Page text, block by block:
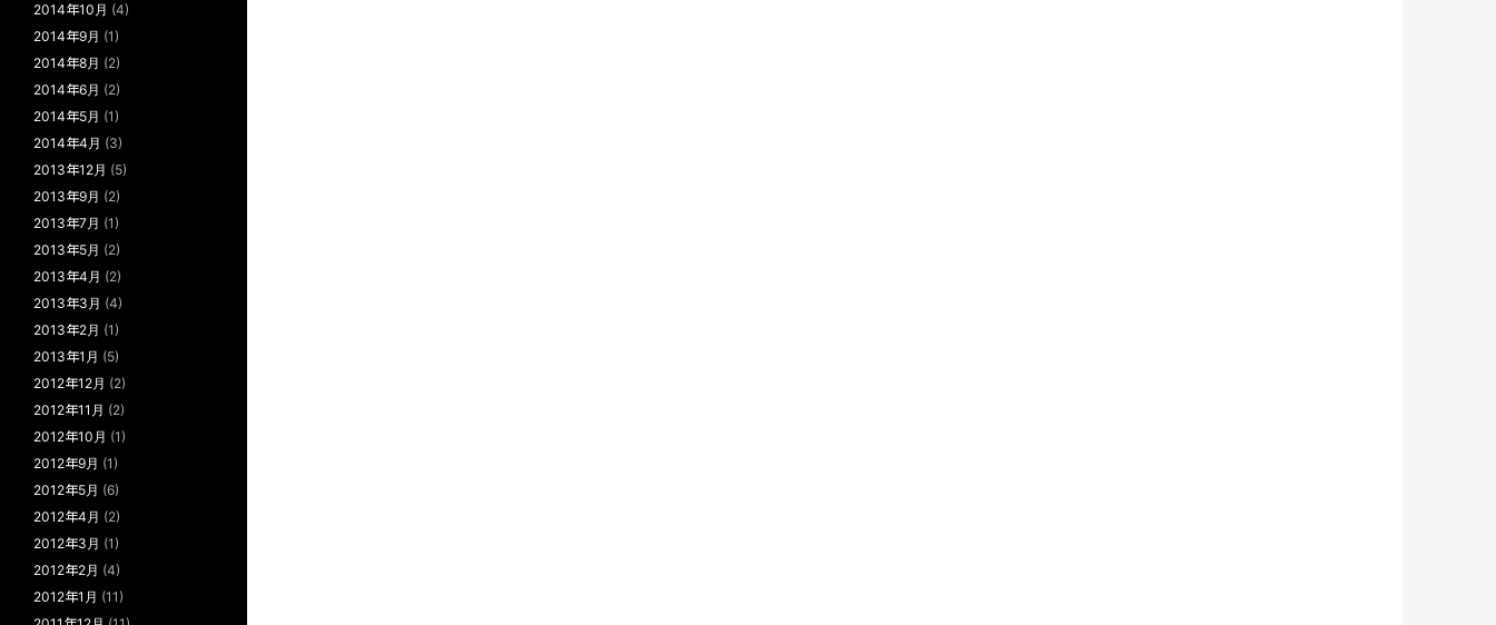
2014年10月 (4)
2014年9月 (1)
2014年8月 (2)
2014年6月 (2)
2014年5月 (1)
2014年4月 (3)
2013年12月 (5)
2013年9月 (2)
2013年7月 (1)
2013年5月 (2)
2013年4月 (2)
2013年3月 (4)
2013年2月 (1)
2013年1月 (5)
2012年12月 (2)
2012年11月 (2)
2012年10月 (1)
2012年9月 (1)
2012年5月 (6)
2012年4月 (2)
2012年3月 (1)
2012年2月 (4)
2012年1月 (11)